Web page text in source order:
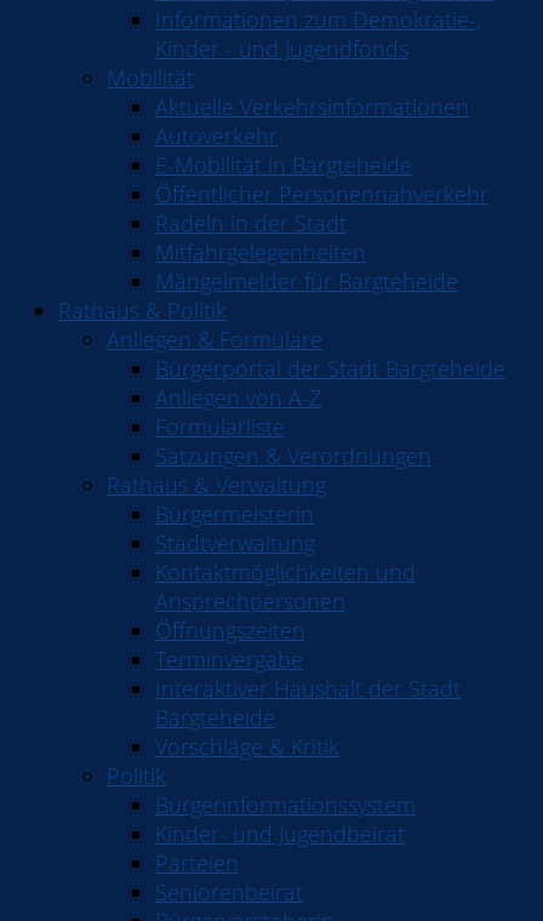
Informationen zum Demokratie-,
Kinder - und Jugendfonds
Mobilität
Aktuelle Verkehrsinformationen
Autoverkehr
E-Mobilität in Bargteheide
Öffentlicher Personennahverkehr
Radeln in der Stadt
Mitfahrgelegenheiten
Mängelmelder für Bargteheide
Rathaus & Politik
Anliegen & Formulare
Bürgerportal der Stadt Bargteheide
Anliegen von A-Z
Formularliste
Satzungen & Verordnungen
Rathaus & Verwaltung
Bürgermeisterin
Stadtverwaltung
Kontaktmöglichkeiten und
Ansprechpersonen
Öffnungszeiten
Terminvergabe
Interaktiver Haushalt der Stadt
Bargteheide
Vorschläge & Kritik
Politik
Bürgerinformationssystem
Kinder- und Jugendbeirat
Parteien
Seniorenbeirat